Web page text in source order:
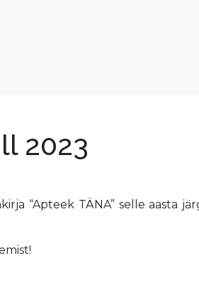
2023
“Apteek TÄNA” selle aasta